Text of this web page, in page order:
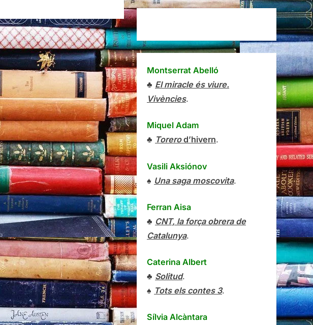
Montserrat Abelló
♣ El miracle és viure.
Vivències.
Miquel Adam
♣ Torerod’hivern.
Vasili Aksiónov
♠ Una saga moscovita.
Ferran Aisa
♣ CNT, la força obrera de
Catalunya.
Caterina Albert
♣ Solitud.
♠ Tots els contes 3.
Sílvia Alcàntara